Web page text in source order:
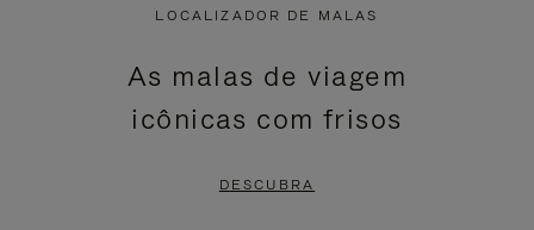
LOCALIZADOR DE MALAS
As malas de viagem
icônicas com frisos
DESCUBRA